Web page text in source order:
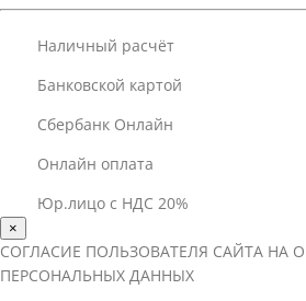
Наличный расчёт
Банковской картой
Сбербанк Онлайн
Онлайн оплата
Юр.лицо с НДС 20%
×
СОГЛАСИЕ ПОЛЬЗОВАТЕЛЯ САЙТА НА
ПЕРСОНАЛЬНЫХ ДАННЫХ